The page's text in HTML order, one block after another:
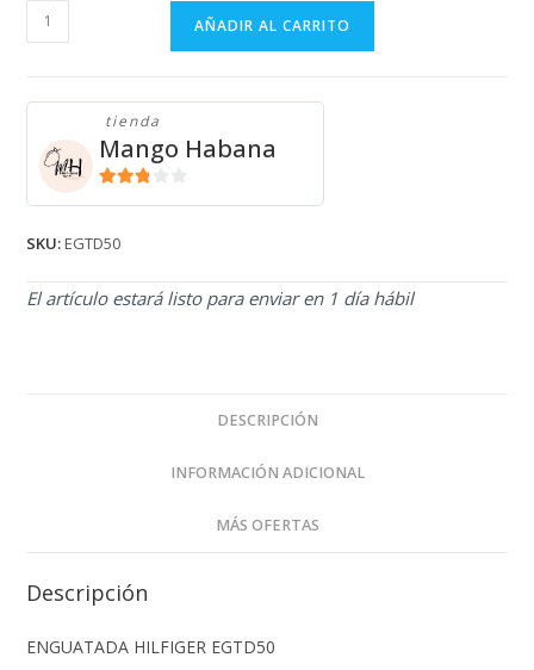
ENGUATADA
HILFIGER
cantidad
AÑADIR AL CARRITO
tienda
Mango Habana
SKU:EGTD50
El artículo estará listo para enviar en 1 día hábil
DESCRIPCIÓN
INFORMACIÓN ADICIONAL
MÁS OFERTAS
Descripción
ENGUATADA HILFIGER EGTD50